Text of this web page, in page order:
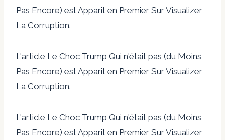
Pas Encore) est Apparit en Premier Sur Visualizer
La Corruption.
L'article Le Choc Trump Qui n'était pas (du Moins
Pas Encore) est Apparit en Premier Sur Visualizer
La Corruption.
L'article Le Choc Trump Qui n'était pas (du Moins
Pas Encore) est Apparit en Premier Sur Visualizer